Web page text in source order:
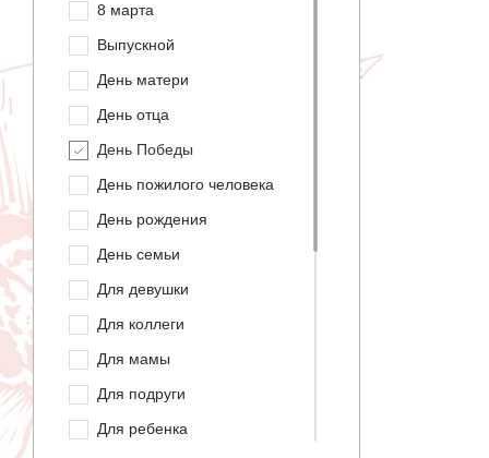
8 марта
Выпускной
День матери
День отца
День Победы
День пожилого человека
День рождения
День семьи
Для девушки
Для коллеги
Для мамы
Для подруги
Для ребенка